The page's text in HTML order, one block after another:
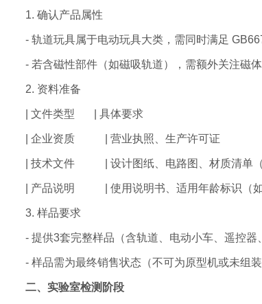
1. 确认产品属性
- 轨道玩具属于电动玩具大类，需同时满足
- 若含磁性部件（如磁吸轨道），需额外关注磁
2. 资料准备
| 文件类型 | 具体要求
| 企业资质 | 营业执照、生产许可证
| 技术文件 | 设计图纸、电路图、材质清单（
| 产品说明 | 使用说明书、适用年龄标识（如
3. 样品要求
- 提供3套完整样品（含轨道、电动小车、遥控器
- 样品需为最终销售状态（不可为原型机或未组装
二、实验室检测阶段